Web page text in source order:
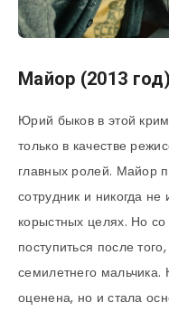
Майор (2013 год)
Юрий быков в этой
только в качестве
главных ролей. Майор
сотрудник и никогда
корыстных целях. Но
поступиться после
семилетнего мальчика.
оценена, но и стала